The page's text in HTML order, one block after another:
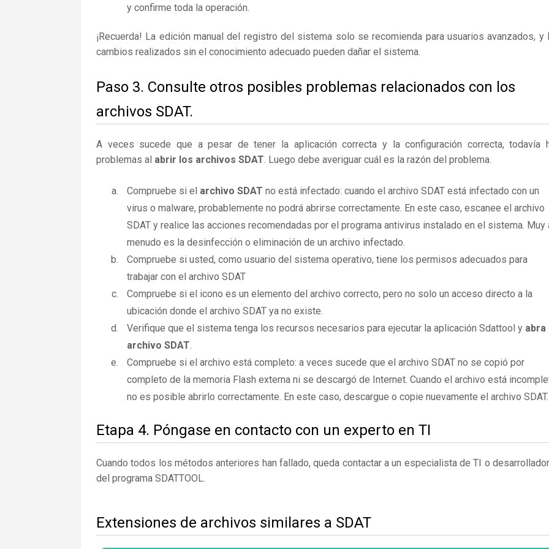
y confirme toda la operación.
¡Recuerda! La edición manual del registro del sistema solo se recomienda para usuarios avanzados, y
cambios realizados sin el conocimiento adecuado pueden dañar el sistema.
Paso 3. Consulte otros posibles problemas relacionados con los
archivos SDAT.
A veces sucede que a pesar de tener la aplicación correcta y la configuración correcta, todavía
problemas al abrir los archivos SDAT. Luego debe averiguar cuál es la razón del problema.
Compruebe si el archivo SDAT no está infectado: cuando el archivo SDAT está infectado con un
virus o malware, probablemente no podrá abrirse correctamente. En este caso, escanee el archivo
SDAT y realice las acciones recomendadas por el programa antivirus instalado en el sistema. Muy
menudo es la desinfección o eliminación de un archivo infectado.
Compruebe si usted, como usuario del sistema operativo, tiene los permisos adecuados para
trabajar con el archivo SDAT
Compruebe si el icono es un elemento del archivo correcto, pero no solo un acceso directo a la
ubicación donde el archivo SDAT ya no existe.
Verifique que el sistema tenga los recursos necesarios para ejecutar la aplicación Sdattool y abra
archivo SDAT.
Compruebe si el archivo está completo: a veces sucede que el archivo SDAT no se copió por
completo de la memoria Flash externa ni se descargó de Internet. Cuando el archivo está
no es posible abrirlo correctamente. En este caso, descargue o copie nuevamente el archivo SDAT.
Etapa 4. Póngase en contacto con un experto en TI
Cuando todos los métodos anteriores han fallado, queda contactar a un especialista de TI o
del programa SDATTOOL.
Extensiones de archivos similares a SDAT